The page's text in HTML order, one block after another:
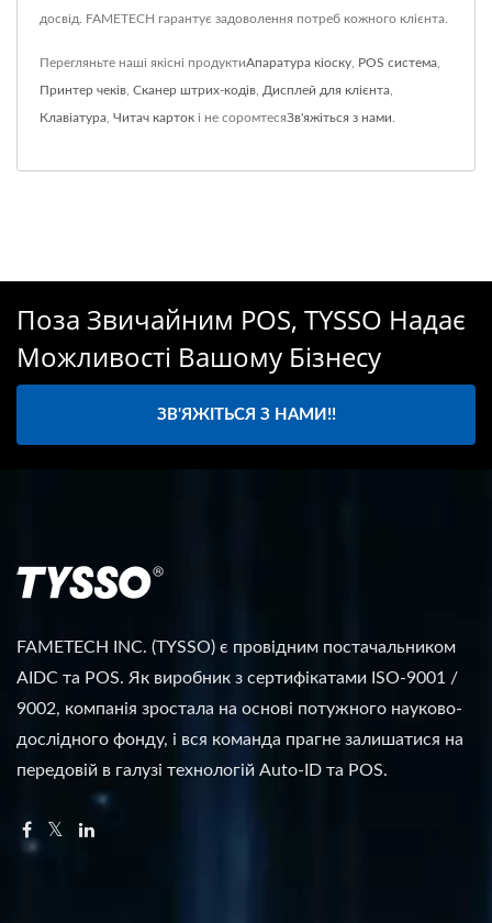
досвід. FAMETECH гарантує задоволення потреб кожного клієнта.
Перегляньте наші якісні продуктиАпаратура кіоску POS система
Принтер чеків Сканер штрих-кодів Дисплей для клієнта
Клавіатура Читач карток і не соромтесяЗв'яжіться з нами
Поза Звичайним POS, TYSSO Надає
Можливості Вашому Бізнесу
ЗВ'ЯЖІТЬСЯ З НАМИ!!
FAMETECH INC. (TYSSO) є провідним постачальником
AIDC та POS. Як виробник з сертифікатами ISO-9001 /
9002, компанія зростала на основі потужного науково-
дослідного фонду, і вся команда прагне залишатися на
передовій в галузі технологій Auto-ID та POS.